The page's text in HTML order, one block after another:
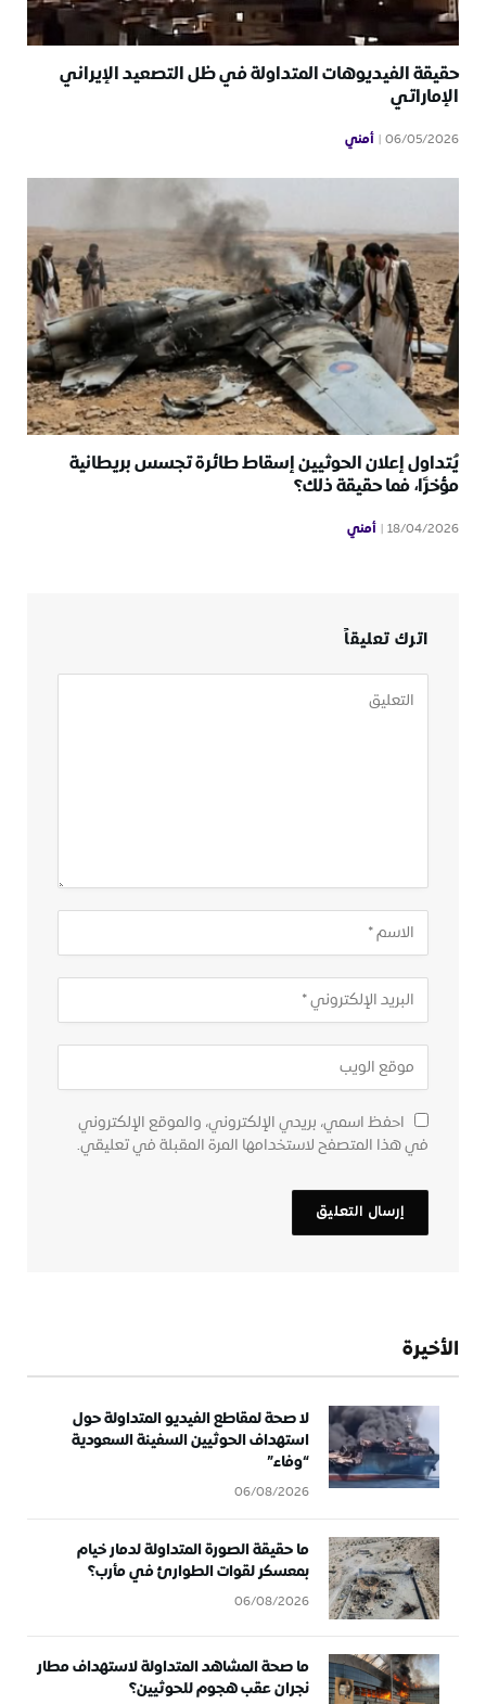
حقيقة الفيديوهات المتداولة في ظل التصعيد الإيراني
الإماراتي
06/05/2026 أمني
يُتداول إعلان الحوثيين إسقاط طائرة تجسس بريطانية
مؤخرًا، فما حقيقة ذلك؟
18/04/2026 أمني
اترك تعليقاً
احفظ اسمي، بريدي الإلكتروني، والموقع الإلكتروني
في هذا المتصفح لاستخدامها المرة المقبلة في تعليقي.
الأخيرة
لا صحة لمقاطع الفيديو المتداولة حول
استهداف الحوثيين السفينة السعودية
“وفاء”
06/08/2026
ما حقيقة الصورة المتداولة لدمار خيام
بمعسكر لقوات الطوارئ في مأرب؟
06/08/2026
ما صحة المشاهد المتداولة لاستهداف مطار
نجران عقب هجوم للحوثيين؟